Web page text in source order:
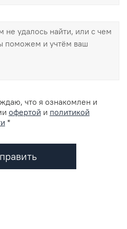
что я ознакомлен и
офертой и политикой
*